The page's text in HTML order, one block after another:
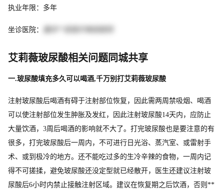
执业年限：多年
坐诊医院：
艾莉薇玻尿酸相关问题同城共享
一.玻尿酸填充多久可以喝酒,千万别打艾莉薇玻尿酸
注射玻尿酸后喝酒有碍于注射部位恢复，因此需两周禁吸烟、喝酒
可以使注射部位发生肿胀及发红，因此注射玻尿酸14天内，应防止
大量饮酒，3周后喝酒的影响就不大了。打完玻尿酸也是要注意的有
很多，打完玻尿酸后一周内，不可进行日光浴、蒸汽室、或雷射手
术、或到极冷的地方。还不能吃过多的生冷辛辣的食物，一周内记
得不可搓揉，避免玻尿酸还没定型就已经散开，医生还建议注射玻
尿酸后6小时内禁止接触注射区域。建议在恢复期之后饮酒，否则**